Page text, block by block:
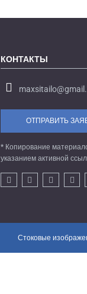
КОНТАКТЫ
ОТПРАВИТЬ
* Копирование
указанием активной
Стоковые